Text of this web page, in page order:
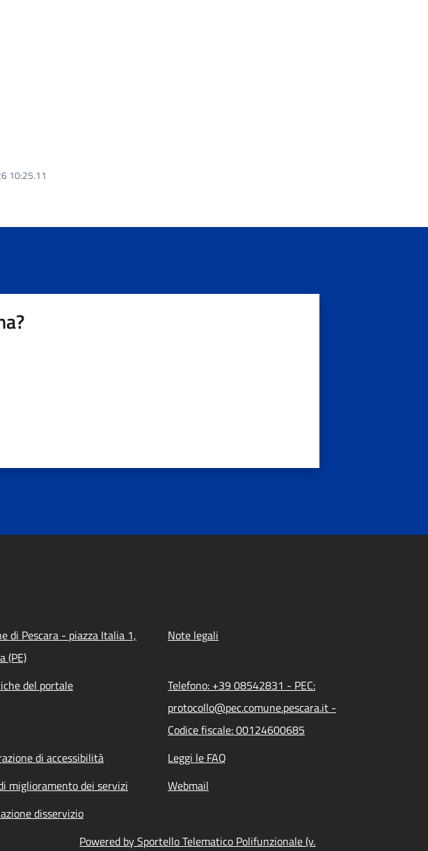
10:25.11
di Pescara - piazza Italia 1,
(PE)
Note legali
del portale
Telefono: +39 08542831 - PEC:
protocollo@pec.comune.pescara.it -
Codice fiscale: 00124600685
di accessibilità
Leggi le FAQ
miglioramento dei servizi
Webmail
disservizio
Powered by Sportello Telematico Polifunzionale (v.